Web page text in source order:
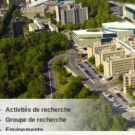
Activités de recherche
Groupe de recherche
Equipements